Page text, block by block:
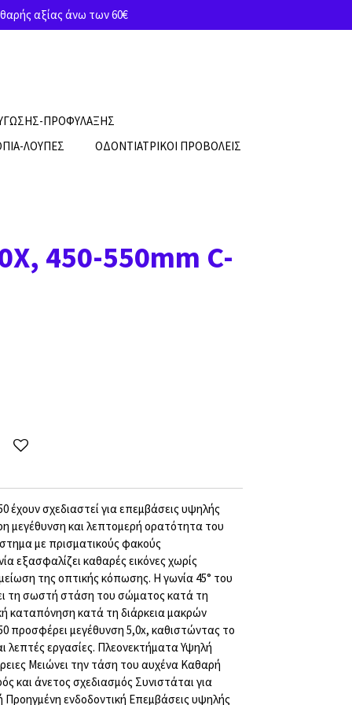
αξίας άνω των 60€
ΠΡΟΦΥΛΑΞΗΣ
ΛΟΥΠΕΣ
ΟΔΟΝΤΙΑΤΡΙΚΟΙ ΠΡΟΒΟΛΕΙΣ
450-550mm C-
έχουν σχεδιαστεί για επεμβάσεις υψηλής
μεγέθυνση και λεπτομερή ορατότητα του
με πρισματικούς φακούς
εξασφαλίζει καθαρές εικόνες χωρίς
της οπτικής κόπωσης. Η γωνία 45° του
τη σωστή στάση του σώματος κατά τη
καταπόνηση κατά τη διάρκεια μακρών
προσφέρει μεγέθυνση 5,0x, καθιστώντας το
λεπτές εργασίες. Πλεονεκτήματα Υψηλή
Μειώνει την τάση του αυχένα Καθαρή
και άνετος σχεδιασμός Συνιστάται για
Προηγμένη ενδοδοντική Επεμβάσεις υψηλής